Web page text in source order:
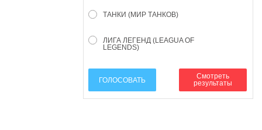
ТАНКИ (МИР ТАНКОВ)
ЛИГА ЛЕГЕНД (LEAGUA OF
LEGENDS)
ГОЛОСОВАТЬ
Смотреть
результаты